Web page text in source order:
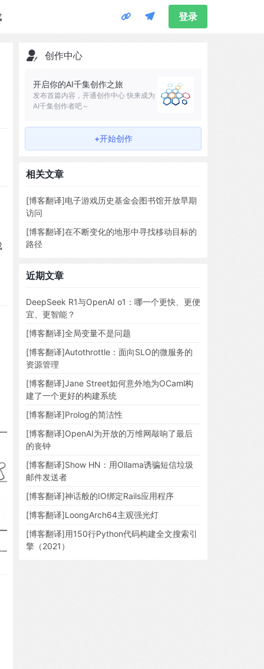
登录
创作中心
开启你的AI千集创作之旅
发布首篇内容，开通创作中心 快来成为
AI千集创作者吧～
+开始创作
相关文章
[博客翻译]电子游戏历史基金会图书馆开放早期
访问
[博客翻译]在不断变化的地形中寻找移动目标的
路径
近期文章
DeepSeek R1与OpenAI o1：哪一个更快、更便
宜、更智能？
[博客翻译]全局变量不是问题
[博客翻译]Autothrottle：面向SLO的微服务的
资源管理
[博客翻译]Jane Street如何意外地为OCaml构
建了一个更好的构建系统
[博客翻译]Prolog的简洁性
[博客翻译]OpenAI为开放的万维网敲响了最后
的丧钟
[博客翻译]Show HN：用Ollama诱骗短信垃圾
邮件发送者
[博客翻译]神话般的IO绑定Rails应用程序
[博客翻译]LoongArch64主观强光灯
[博客翻译]用150行Python代码构建全文搜索引
擎（2021）